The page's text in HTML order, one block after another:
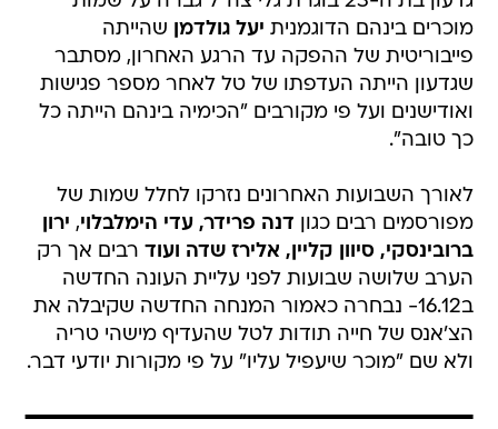
מוכרים בינהם הדוגמנית יעל גולדמן שהייתה
פייבוריטית של ההפקה עד הרגע האחרון, מסתבר
שגדעון הייתה העדפתו של טל לאחר מספר פגישות
ואודישנים ועל פי מקורבים "הכימיה בינהם הייתה כל
כך טובה".
לאורך השבועות האחרונים נזרקו לחלל שמות של
מפורסמים רבים כגון דנה פרידר, עדי הימלבלוי, ירון
ברובינסקי, סיוון קליין, אלירז שדה ועוד רבים אך רק
הערב שלושה שבועות לפני עליית העונה החדשה
ב16.12- נבחרה כאמור המנחה החדשה שקיבלה את
הצ'אנס של חייה תודות לטל שהעדיף מישהי טריה
ולא שם "מוכר שיעפיל עליו" על פי מקורות יודעי דבר.